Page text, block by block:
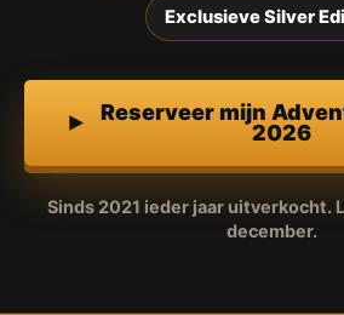
Exclusieve Silver
Reserveer mijn
2026
Sinds 2021 ieder jaar uitverkocht.
december.